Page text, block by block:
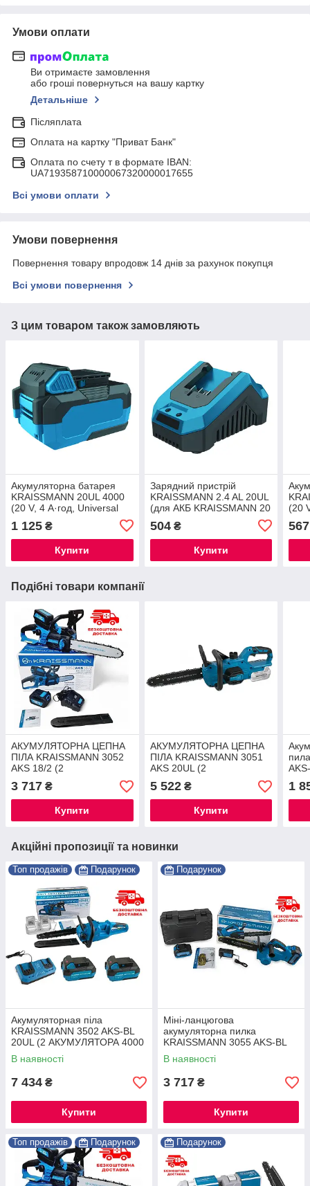
Умови оплати
Ви отримаєте замовлення
або гроші повернуться на вашу картку
Детальніше
Післяплата
Оплата на картку "Приват Банк"
Оплата по счету т в формате IBAN:
UA719358710000067320000017655
Всі умови оплати
Умови повернення
Повернення товару впродовж 14 днів за рахунок покупця
Всі умови повернення
З цим товаром також замовляють
Акумуляторна батарея
KRAISSMANN 20UL 4000
(20 V, 4 А·год, Universal
1 125 ₴
Купити
Зарядний пристрій
KRAISSMANN 2.4 AL 20UL
(для АКБ KRAISSMANN 20
504₴
Купити
(20
567
Подібні товари компанії
АКУМУЛЯТОРНА ЦЕПНА
ПІЛА KRAISSMANN 3052
AKS 18/2 (2
АКУМУЛЯТОРА) ®
3 717 ₴
Купити
АКУМУЛЯТОРНА ЦЕПНА
ПІЛА KRAISSMANN 3051
AKS 20UL (2
АКУМУЛЯТОРА 4000 МАЧ
І ЗАРЯДНА СТРУКІСТЬ)®
5 522₴
Купити
1
Акційні пропозиції та новинки
Топ продажів Подарунок
Акумуляторная піла
KRAISSMANN 3502 AKS-BL
20UL (2 АКУМУЛЯТОРА 4000
МАЧ ЗАРЯДНЕ СТРУКІСТЬ)®
В наявності
7 434 ₴
Купити
Подарунок
Міні-ланцюгова
акумуляторна пилка
KRAISSMANN 3055 AKS-BL
20/2 MP (2 акум. 20В, 4000
мАг, Безщітковий, шина 305
мм, НІМЕЧЧИНА)
В наявності
3 717 ₴
Купити
Топ продажів Подарунок Подарунок